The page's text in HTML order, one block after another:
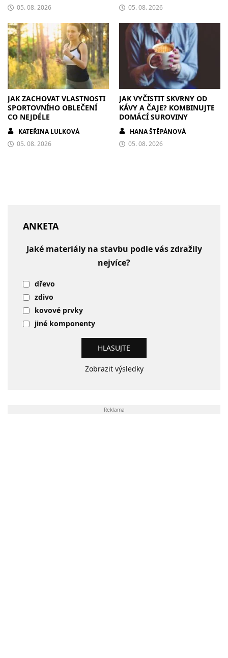
05. 08. 2026
05. 08. 2026
JAK ZACHOVAT VLASTNOSTI
SPORTOVNÍHO OBLEČENÍ
CO NEJDÉLE
KATEŘINA LULKOVÁ
05. 08. 2026
JAK VYČISTIT SKVRNY OD
KÁVY A ČAJE? KOMBINUJTE
DOMÁCÍ SUROVINY
HANA ŠTĚPÁNOVÁ
05. 08. 2026
ANKETA
Jaké materiály na stavbu podle vás zdražily
nejvíce?
dřevo
zdivo
kovové prvky
jiné komponenty
Zobrazit výsledky
Reklama